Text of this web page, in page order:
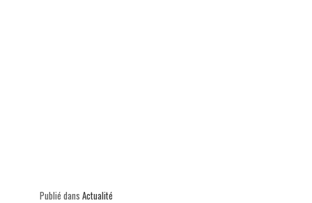
Publié dans Actualité